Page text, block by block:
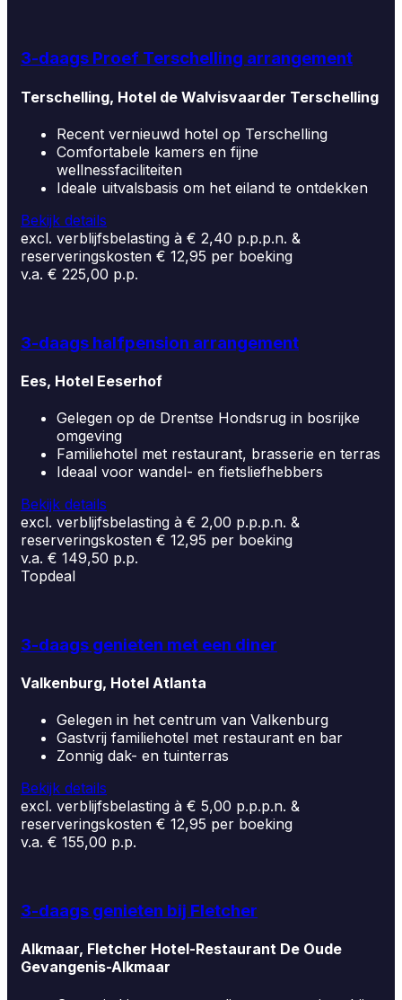
3-daags Proef Terschelling arrangement
Terschelling, Hotel de Walvisvaarder Terschelling
Recent vernieuwd hotel op Terschelling
Comfortabele kamers en fijne
wellnessfaciliteiten
Ideale uitvalsbasis om het eiland te ontdekken
Bekijk details
excl. verblijfsbelasting à € 2,40 p.p.p.n. &
reserveringskosten € 12,95 per boeking
v.a. € 225,00 p.p.
3-daags halfpension arrangement
Ees, Hotel Eeserhof
Gelegen op de Drentse Hondsrug in bosrijke
omgeving
Familiehotel met restaurant, brasserie en terras
Ideaal voor wandel- en fietsliefhebbers
Bekijk details
excl. verblijfsbelasting à € 2,00 p.p.p.n. &
reserveringskosten € 12,95 per boeking
v.a. € 149,50 p.p.
Topdeal
3-daags genieten met een diner
Valkenburg, Hotel Atlanta
Gelegen in het centrum van Valkenburg
Gastvrij familiehotel met restaurant en bar
Zonnig dak- en tuinterras
Bekijk details
excl. verblijfsbelasting à € 5,00 p.p.p.n. &
reserveringskosten € 12,95 per boeking
v.a. € 155,00 p.p.
3-daags genieten bij Fletcher
Alkmaar, Fletcher Hotel-Restaurant De Oude
Gevangenis-Alkmaar